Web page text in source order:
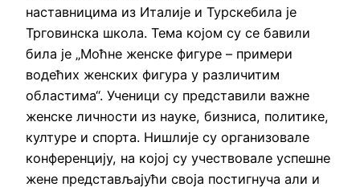
наставницима из Италије и Турскебила је
Трговинска школа. Тема којом су се бавили
била је „Моћне женске фигуре – примери
водећих женских фигура у различитим
областима“. Ученици су представили важне
женске личности из науке, бизниса, политике,
културе и спорта. Нишлије су организовале
конференцију, на којој су учествовале успешне
жене представљајући своја постигнуча али и